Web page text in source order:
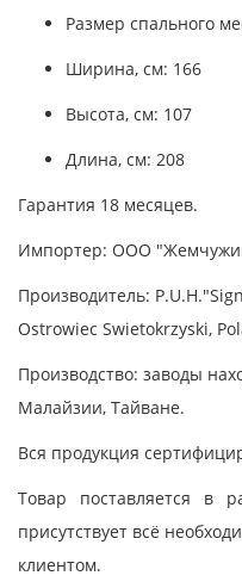
Размер спального
Ширина, см: 166
Высота, см: 107
Длина, см: 208
Гарантия 18 месяцев.
Импортер: ООО
Производитель:
Ostrowiec Swietokrzyski,
Производство: заводы
Малайзии, Тайване.
Вся продукция
Товар поставляется в
присутствует всё
клиентом.